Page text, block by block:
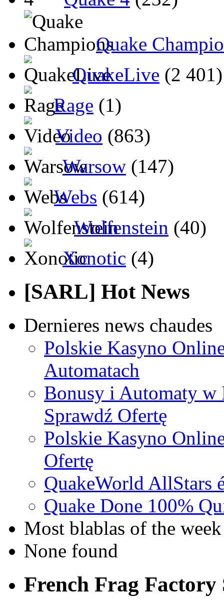
Quake
QuakeLive (2 401)
Rage (1)
Video (863)
Warsow (147)
Webs (614)
Wolfenstein (40)
Xonotic (4)
[SARL] Hot News
Dernieres news chaudes
Polskie Kasyno
Automatach
Bonusy i Automaty w
Sprawdź Ofertę
Polskie Kasyno
Ofertę
QuakeWorld AllStars
Quake Done 100%
Most blablas of the week
None found
French Frag Factory